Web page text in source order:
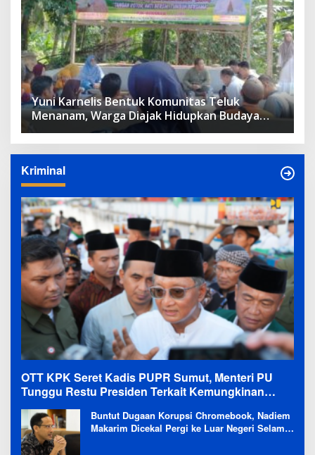
Yuni Karnelis Bentuk Komunitas Teluk
Menanam, Warga Diajak Hidupkan Budaya
Tanam
Kriminal
OTT KPK Seret Kadis PUPR Sumut, Menteri PU
Tunggu Restu Presiden Terkait Kemungkinan
Buntut Dugaan Korupsi Chromebook, Nadiem
Makarim Dicekal Pergi ke Luar Negeri Selama